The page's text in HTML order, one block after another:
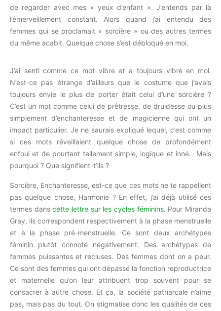
de regarder avec mes « yeux d’enfant ». J’entends par là
l’émerveillement constant. Alors quand j’ai entendu des
femmes qui se proclamait « sorcière » ou des autres termes
du même acabit. Quelque chose s’est débloqué en moi.
J’ai senti comme ce mot vibre et a toujours vibré en moi.
N’est-ce pas étrange d’ailleurs que le costume que j’avais
toujours envie le plus de porter était celui d’une sorcière ?
C’est un mot comme celui de prêtresse, de druidesse ou plus
simplement d’enchanteresse et de magicienne qui ont un
impact particulier. Je ne saurais expliqué lequel, c’est comme
si ces mots réveillaient quelque chose de profondément
enfoui et de pourtant tellement simple, logique et inné. Mais
pourquoi ? Que signifient-t’ils ?
Sorcière, Enchanteresse, est-ce que ces mots ne te rappellent
pas quelque chose, Harmonie ? En effet, j’ai déjà utilisé ces
termes danscette lettre sur les cycles féminins. Pour Miranda
Gray, ils correspondent respectivement à la phase menstruelle
et à la phase pré-menstruelle. Ce sont deux archétypes
féminin plutôt connoté négativement. Des archétypes de
femmes puissantes et recluses. Des femmes dont on a peur.
Ce sont des femmes qui ont dépassé la fonction reproductrice
et maternelle qu’on leur attribuent trop souvent pour se
consacrer à autre chose. Et ça, la société patriarcale n’aime
pas, mais pas du tout. On stigmatise donc les qualités de ces